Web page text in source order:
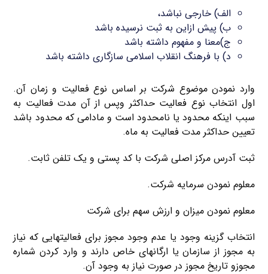
الف) خارجی نباشد،
ب) پیش ازاین به ثبت نرسیده باشد
ج)معنا و مفهوم داشته باشد
د) با فرهنگ انقلاب اسلامی سازگاری داشته باشد
وارد نمودن موضوع شرکت بر اساس نوع فعالیت و زمان آن.
اول انتخاب نوع فعالیت حداکثر وپس از آن مدت فعالیت به
سبب اینکه محدود یا نامحدود است و مادامی که محدود باشد
تعیین حداکثر مدت فعالیت به ماه.
ثبت آدرس مرکز اصلی شرکت با کد پستی و یک تلفن ثابت.
معلوم نمودن سرمایه شرکت.
معلوم نمودن میزان و ارزش سهم برای شرکت
انتخاب گزینه وجود یا عدم وجود مجوز برای فعالیتهایی که نیاز
به مجوز از سازمان یا ارگانهای خاص دارند و وارد کردن شماره
مجوزو تاریخ مجوز در صورت نیاز به وجود آن.